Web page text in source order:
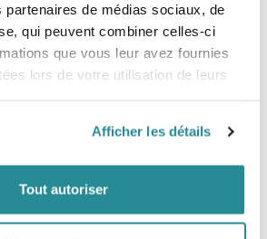
partenaires de médias sociaux, de
qui peuvent combiner celles-ci
que vous leur avez fournies
lors de votre utilisation de leurs
Afficher les détails
Tout autoriser